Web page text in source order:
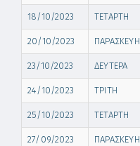
18/10/2023 ΤΕΤΑΡΤΗ
20/10/2023 ΠΑΡΑΣΚΕΥΗ
23/10/2023 ΔΕΥΤΕΡΑ
24/10/2023 ΤΡΙΤΗ
25/10/2023 ΤΕΤΑΡΤΗ
27/09/2023 ΠΑΡΑΣΚΕΥΗ